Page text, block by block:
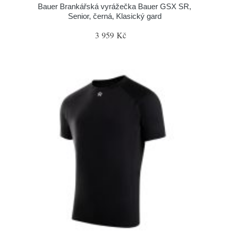
Bauer Brankářská vyrážečka Bauer GSX SR,
Senior, černá, Klasický gard
3 959 Kč